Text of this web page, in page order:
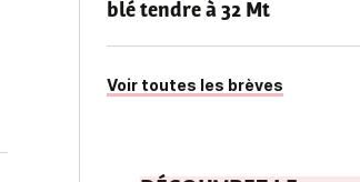
blé tendre à 32 Mt
Voir toutes les brèves